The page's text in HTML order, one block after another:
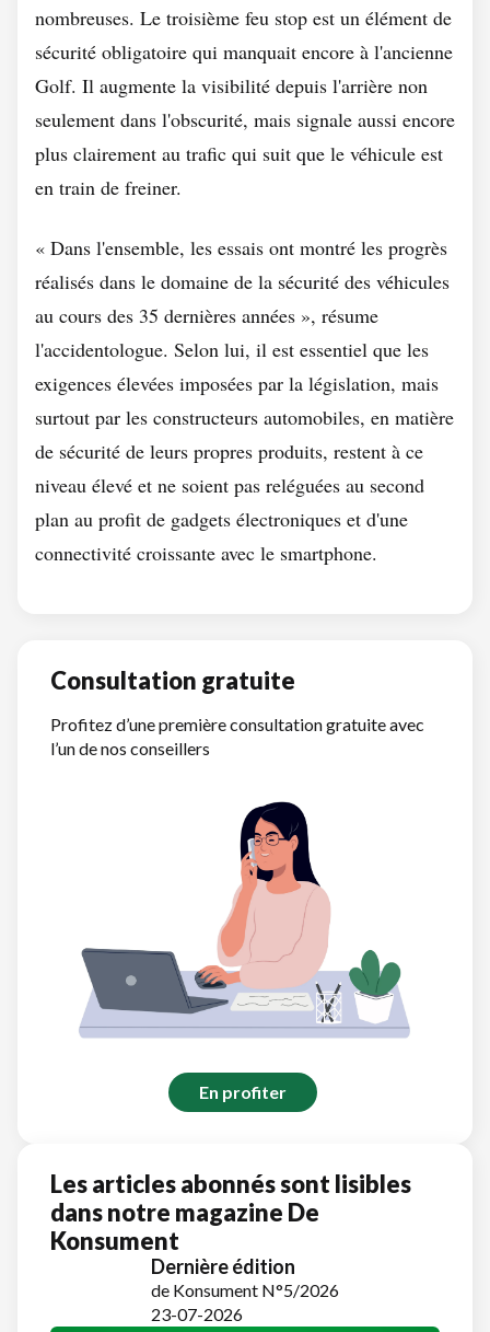
nombreuses. Le troisième feu stop est un élément de
sécurité obligatoire qui manquait encore à l'ancienne
Golf. Il augmente la visibilité depuis l'arrière non
seulement dans l'obscurité, mais signale aussi encore
plus clairement au trafic qui suit que le véhicule est
en train de freiner.
« Dans l'ensemble, les essais ont montré les progrès
réalisés dans le domaine de la sécurité des véhicules
au cours des 35 dernières années », résume
l'accidentologue. Selon lui, il est essentiel que les
exigences élevées imposées par la législation, mais
surtout par les constructeurs automobiles, en matière
de sécurité de leurs propres produits, restent à ce
niveau élevé et ne soient pas reléguées au second
plan au profit de gadgets électroniques et d'une
connectivité croissante avec le smartphone.
Consultation gratuite
Profitez d’une première consultation gratuite avec
l’un de nos conseillers
En profiter
Les articles abonnés sont lisibles
dans notre magazine De
Konsument
Dernière édition
de Konsument N°5/2026
23-07-2026